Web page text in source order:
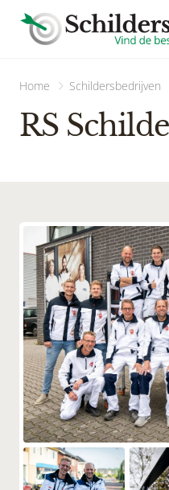
Home Schildersbedrijven
RS